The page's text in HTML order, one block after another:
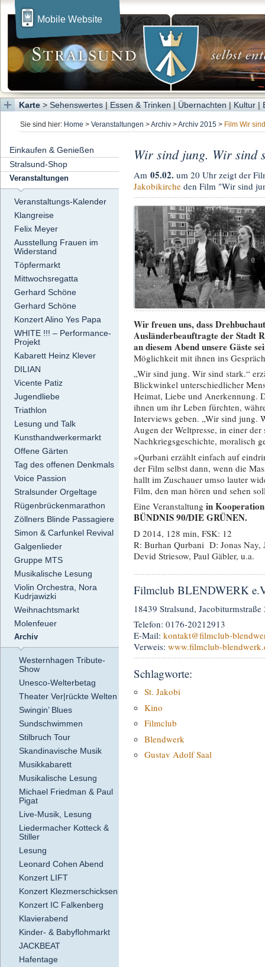
Mobile Website
Karte > Sehenswertes | Essen & Trinken | Übernachten | Kultur |
Sie sind hier: Home > Veranstaltungen >Archiv >Archiv 2015 > Film Wir
Einkaufen & Genießen
Stralsund-Shop
Veranstaltungen
Veranstaltungs-Kalender
Klangreise
Felix Meyer
Ausstellung Frauen im
Widerstand
Töpfermarkt
Mittwochsregatta
Gerhard Schöne
Gerhard Schöne
Konzert Alino Yes Papa
WHITE !!! – Performance-
Projekt
Kabarett Heinz Klever
DILIAN
Vicente Patiz
Jugendliebe
Triathlon
Lesung und Talk
Kunsthandwerkermarkt
Offene Gärten
Tag des offenen Denkmals
Voice Passion
Stralsunder Orgeltage
Rügenbrückenmarathon
Zöllners Blinde Passagiere
Simon & Carfunkel Revival
Galgenlieder
Gruppe MTS
Musikalische Lesung
Violin Orchestra, Nora
Kudrjawizki
Weihnachtsmarkt
Molenfeuer
Archiv
Westernhagen Tribute-
Show
Unesco-Welterbetag
Theater Ver|rückte Welten
Swingin’ Blues
Sundschwimmen
Stilbruch Tour
Skandinavische Musik
Musikkabarett
Musikalische Lesung
Michael Friedman & Paul
Pigat
Live-Musik, Lesung
Liedermacher Kotteck &
Stiller
Lesung
Leonard Cohen Abend
Konzert LIFT
Konzert Klezmerschicksen
Konzert IC Falkenberg
Klavierabend
Kinder- & Babyflohmarkt
JACKBEAT
Hafentage
Wir sind jung. Wir sind
Am 05.02. um 20 Uhr zeigt der
Jakobikirche den Film "Wir sind
Wir freuen uns, dass
Ausländerbeauftragte der Stadt
an diesem Abend unsere Gäste
Möglichkeit mit ihnen ins
„Wir sind jung. Wir sind stark.“
Blickwinkel unterschiedlicher
Heimat, Liebe und Anerkennung.
ihnen um ihr Leben fürchten,
Interviews geben. „Wir sind jung.
Augen der Weltpresse, in einer
Nachkriegsgeschichte, moralisch
»Qurbani erzählt einfach auf
der Film selbst dann, wenn die
hallt im Zuschauer umso lauter
Film, den man hören und sehen
Eine Veranstaltung in
BÜNDNIS 90/DIE GRÜNEN.
D 2014, 128 min, FSK: 12
R: Burhan Qurbani D: Jonas Nay,
Devid Striesow, Paul Gäbler, u.a.
Filmclub BLENDWERK
18439 Stralsund, Jacobiturmstraße
Telefon: 0176-20212913
E-Mail: kontakt@filmclub-
Verweis: www.filmclub-
Schlagworte:
St. Jakobi
Kino
Filmclub
Blendwerk
Gustav Adolf Saal